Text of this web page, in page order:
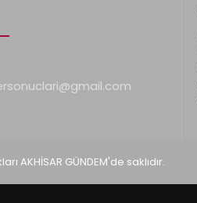
AKHİSAR GÜNDEM'de saklıdır.